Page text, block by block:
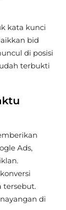
kata kunci
bid
di posisi
terbukti
Ads,
tersebut.
di